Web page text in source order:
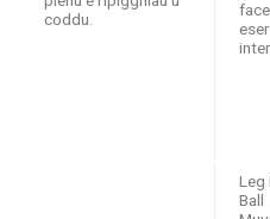
coddu.
Leg
Ball